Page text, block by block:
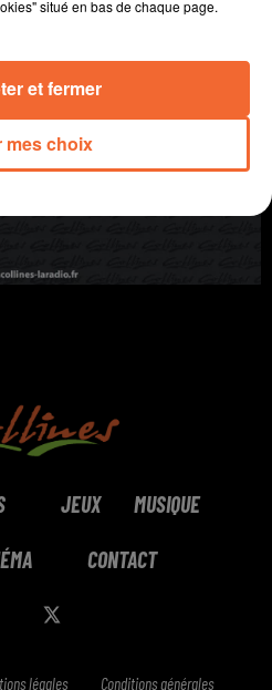
JEUX MUSIQUE
CONTACT
légales Conditions générales
situé en bas de chaque page.
mes choix
et fermer